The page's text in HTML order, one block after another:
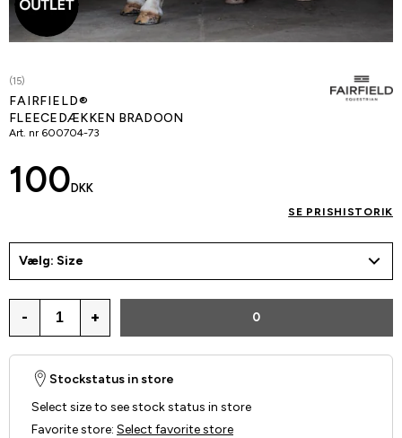
(15)
FAIRFIELD®
FLEECEDÆKKEN BRADOON
Art. nr 600704-73
100 DKK
SE PRISHISTORIK
Vælg: Size
- + 0
Stockstatus in store
Select size to see stock status in store
Favorite store: Select favorite store